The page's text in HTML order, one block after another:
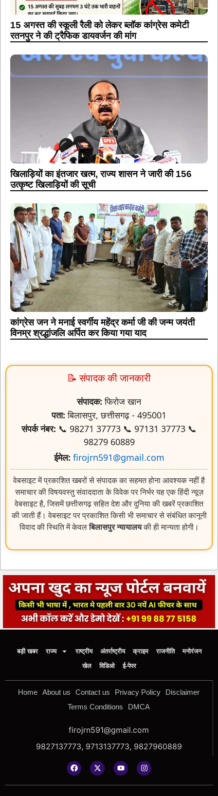
15 अगस्त की स्कूली रैली को लेकर ब्लॉक कांग्रेस कमेटी
रतनपुर ने की ट्रैफिक डायवर्जन की मांग
खिलाड़ियों का इंतजार खत्म, राज्य शासन ने जारी की 156
उत्कृष्ट खिलाड़ियों की सूची
कांग्रेस जन ने मनाई स्वर्गीय महेंद्र कर्मा जी की जन्म जयंती
विनम्र श्रद्धांजलि अर्पित कर किया गया याद
📝 संपादक की जानकारी
संपादक: फिरोज खान
पता: बिलासपुर, छत्तीसगढ़ - 495001
संपर्क नंबर: 📞 98271 37773 📞 97131 37773 📞
98279 60889
ईमेल: firojrn591@gmail.com
वेबसाइट में प्रकाशित खबरों से संपादक का सहमत होना आवश्यक नहीं है
समाचार की विषयवस्तु संवाददाता के विवेक पर निर्भर यह एक हिंदी न्यूज़
वेबसाइट है, जिसमें छत्तीसगढ़ सहित देश और दुनिया की खबरें प्रकाशित
की जाती हैं। वेबसाइट पर प्रकाशित किसी भी समाचार से संबंधित कानूनी
विवाद की स्थिति में केवलबिलासपुर न्यायालयकी ही मान्यता होगी।
बड़ी खबर राज्य राष्ट्रीय अंतर्राष्ट्रीय क्राइम राजनीति
मनोरंजन
खेल
विडिओ ई-पेपर
Home About us Contact us Privacy Policy
Disclaimer
Terms Conditions
DMCA
firojrn591@gmail.com
9827137773, 9713137773, 9827960889